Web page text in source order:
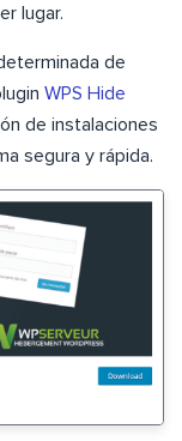
lugar.
de
WPS Hide
de instalaciones
segura y rápida.